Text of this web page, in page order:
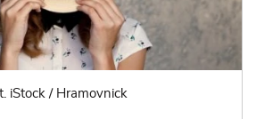
iStock / Hramovnick